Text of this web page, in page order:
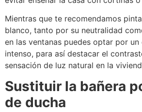
Mientras que te recomendamos
blanco, tanto por su neutralidad
en las ventanas puedes optar por
intenso, para así destacar el
sensación de luz natural en la
Sustituir la bañera
de ducha